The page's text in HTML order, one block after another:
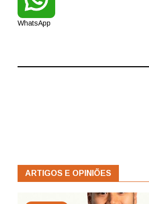
WhatsApp
ARTIGOS E OPINIÕES